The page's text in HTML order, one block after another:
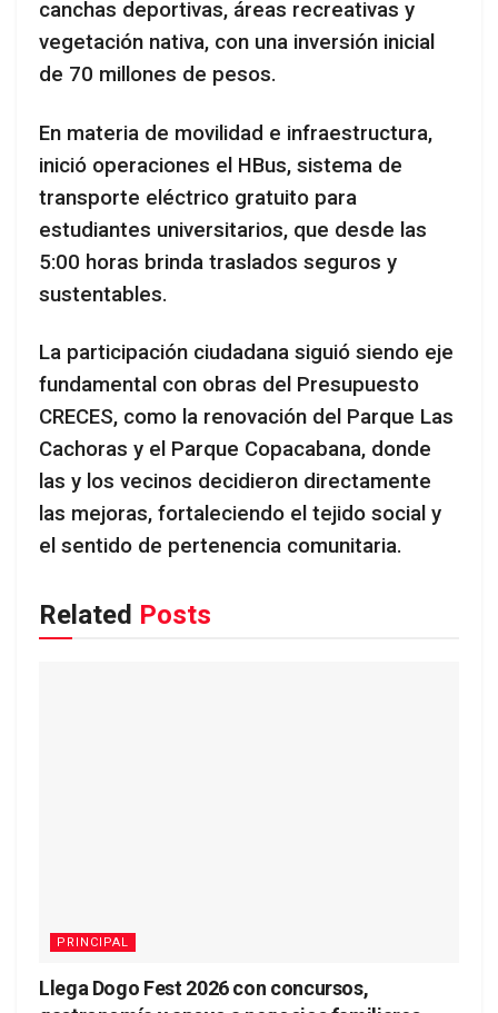
canchas deportivas, áreas recreativas y
vegetación nativa, con una inversión inicial
de 70 millones de pesos.
En materia de movilidad e infraestructura,
inició operaciones el HBus, sistema de
transporte eléctrico gratuito para
estudiantes universitarios, que desde las
5:00 horas brinda traslados seguros y
sustentables.
La participación ciudadana siguió siendo eje
fundamental con obras del Presupuesto
CRECES, como la renovación del Parque Las
Cachoras y el Parque Copacabana, donde
las y los vecinos decidieron directamente
las mejoras, fortaleciendo el tejido social y
el sentido de pertenencia comunitaria.
Related Posts
PRINCIPAL
Llega Dogo Fest 2026 con concursos,